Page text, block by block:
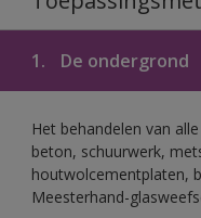
1. De ondergrond
Het behandelen van
beton, schuurwerk,
houtwolcementplaten,
Meesterhand-